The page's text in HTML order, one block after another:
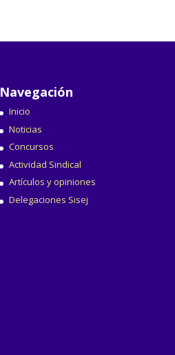
Navegación
Inicio
Noticias
Concursos
Actividad Sindical
Artículos y opiniones
Delegaciones Sisej